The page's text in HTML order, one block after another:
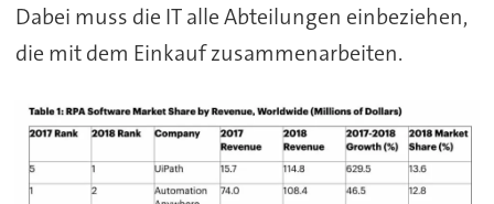
Dabei muss die IT alle Abteilungen einbeziehen,
die mit dem Einkauf zusammenarbeiten.